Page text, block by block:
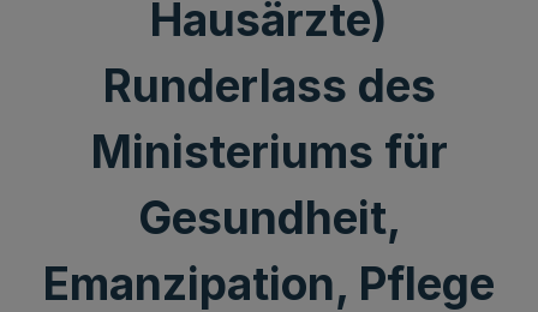
Hausärzte)
Runderlass des
Ministeriums für
Gesundheit,
Emanzipation, Pflege